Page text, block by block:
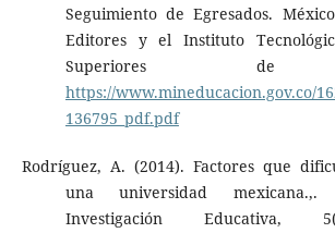
Seguimiento de Egresados.
Editores y el Instituto
Superiores de
https://www.mineducacion.gov.co/
136795_pdf.pdf
Rodríguez, A. (2014). Factores que
una universidad mexicana.,.
Investigación Educativa,